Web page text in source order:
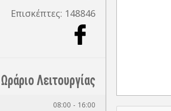
Επισκέπτες: 148846
Ωράριο Λειτουργίας
08:00 - 16:00